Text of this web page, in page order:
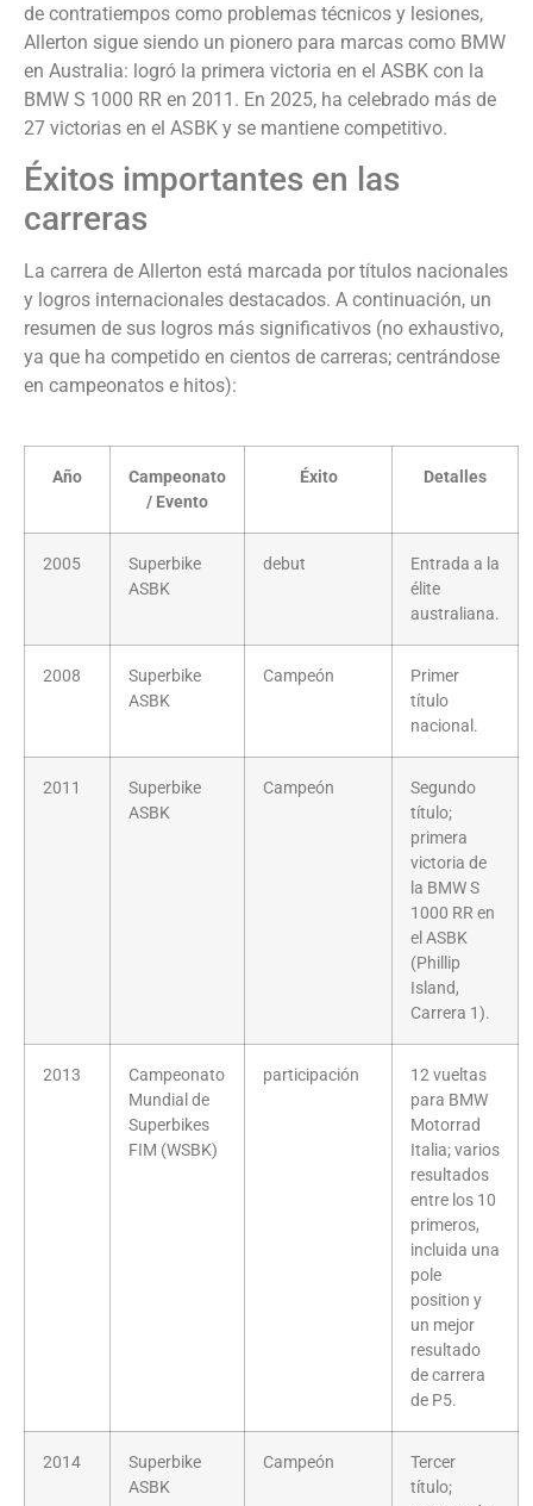
de contratiempos como problemas técnicos y lesiones,
Allerton sigue siendo un pionero para marcas como BMW
en Australia: logró la primera victoria en el ASBK con la
BMW S 1000 RR en 2011. En 2025, ha celebrado más de
27 victorias en el ASBK y se mantiene competitivo.
Éxitos importantes en las
carreras
La carrera de Allerton está marcada por títulos nacionales
y logros internacionales destacados. A continuación, un
resumen de sus logros más significativos (no exhaustivo,
ya que ha competido en cientos de carreras; centrándose
en campeonatos e hitos):
Año
Campeonato
/ Evento
Éxito Detalles
2005
Superbike
ASBK
debut
Entrada a la
élite
australiana.
2008
Superbike
ASBK
Campeón
Primer
título
nacional.
2011
Superbike
ASBK
Campeón
Segundo
título;
primera
victoria de
la BMW S
1000 RR en
el ASBK
(Phillip
Island,
Carrera 1).
2013
Campeonato
Mundial de
Superbikes
FIM (WSBK)
participación
12 vueltas
para BMW
Motorrad
Italia; varios
resultados
entre los 10
primeros,
incluida una
pole
position y
un mejor
resultado
de carrera
de P5.
2014
Superbike
ASBK
Campeón
Tercer
título;